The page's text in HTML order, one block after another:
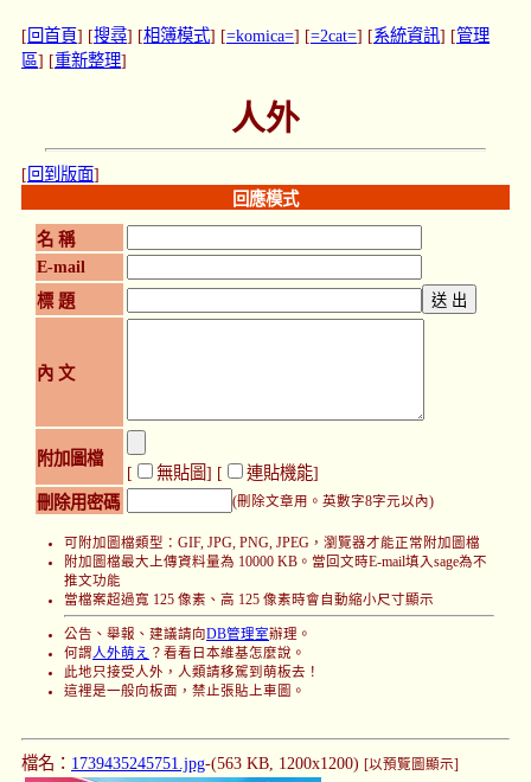
[ 回首頁] [搜尋] [相簿模式] [=komica=] [=2cat=] [系統資訊] [管理
區] [重新整理]
人外
[ 回到版面]
回應模式
名 稱
E-mail
標 題
內 文
附加圖檔
[ 無貼圖] [ 連貼機能]
刪除用密碼
(刪除文章用。英數字8字元以內)
可附加圖檔類型：GIF, JPG, PNG, JPEG，瀏覽器才能正常附加圖檔
附加圖檔最大上傳資料量為 10000 KB。當回文時E-mail填入sage為不
推文功能
當檔案超過寬 125 像素、高 125 像素時會自動縮小尺寸顯示
公告、舉報、建議請向 DB管理室辦理。
何謂 人外萌え ？看看日本維基怎麼說。
此地只接受人外，人類請移駕到萌板去！
這裡是一般向板面，禁止張貼上車圖。
檔名： 1739435245751.jpg-(563 KB, 1200x1200) [以預覽圖顯示]